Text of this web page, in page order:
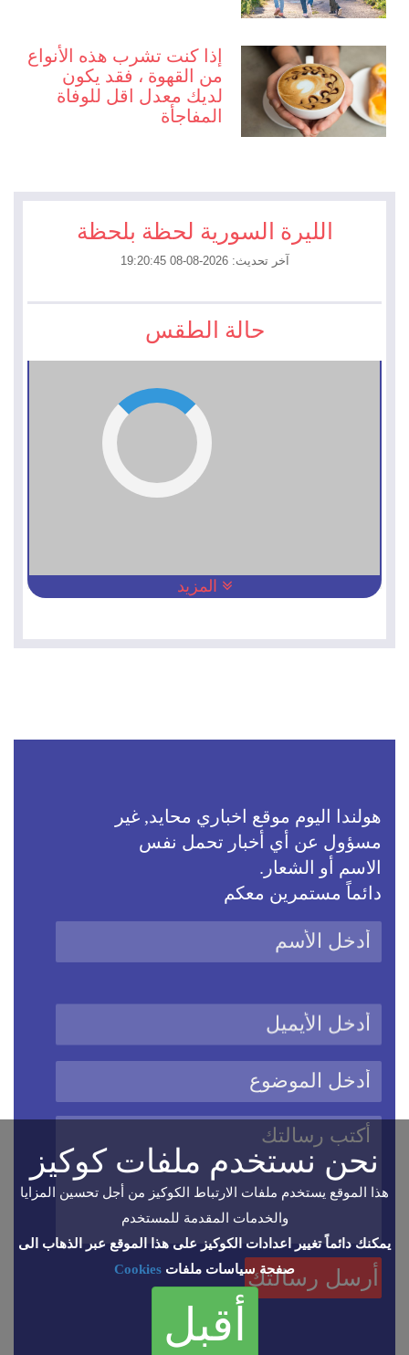
إذا كنت تشرب هذه الأنواع
من القهوة ، فقد يكون
لديك معدل اقل للوفاة
المفاجأة
الليرة السورية لحظة بلحظة
آخر تحديث: 2026-08-08 19:20:45
حالة الطقس
المزيد
هولندا اليوم موقع اخباري محايد, غير
مسؤول عن أي أخبار تحمل نفس
الاسم أو الشعار.
دائماً مستمرين معكم
نحن نستخدم ملفات كوكيز
هذا الموقع يستخدم ملفات الارتباط الكوكيز من أجل تحسين المزايا
والخدمات المقدمة للمستخدم
يمكنك دائماً تغيير اعدادات الكوكيز على هذا الموقع عبر الذهاب الى
صفحة سياسات ملفات Cookies
أقبل